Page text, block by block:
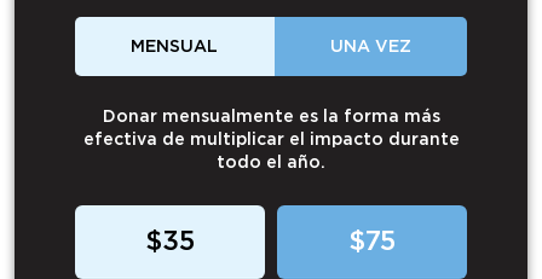
MENSUAL UNA VEZ
Donar mensualmente es la forma más
efectiva de multiplicar el impacto durante
todo el año.
$35 $75